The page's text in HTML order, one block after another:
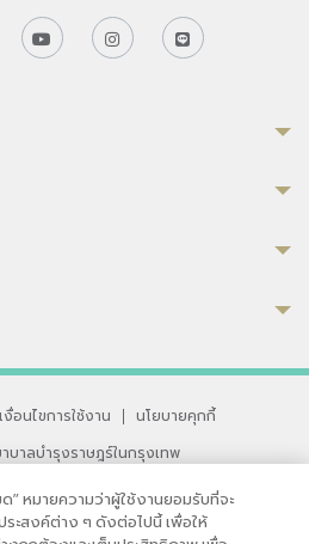
เงื่อนไขการใช้งาน |
นโยบายคุกกี้
บาลบำรุงราษฎร์ในกรุงเทพ
นา กรุงเทพ 10110 ประเทศไทย
อปัญหาในการใช้เว็บไซต์ของเรา
หมายความว่าผู้ใช้งานยอมรับที่จะ
ะสงค์ต่าง ๆ ดังต่อไปนี้ เพื่อให้